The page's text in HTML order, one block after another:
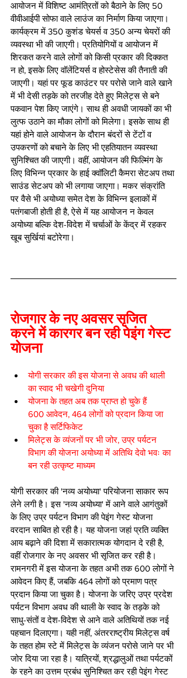
आयोजन में विशिष्ट आमंत्रितों को बैठाने के लिए 50
वीवीआईपी सोफा वाले लाउंज का निर्माण किया जाएगा।
कार्यक्रम में 350 कुशंड चेयर्स व 350 अन्य चेयरों की
व्यवस्था भी की जाएगी। प्रतियोगियों व आयोजन में
शिरकत करने वाले लोगों को किसी प्रकार की दिक्कत
न हो, इसके लिए वॉलेंटियर्स व होस्टेसेस की तैनाती की
जाएगी। यहां पर फूड काउंटर पर परोसे जाने वाले खाने
में भी देसी तड़के को तरजीह देते हुए मिलेट्स से बने
पकवान पेश किए जाएंगे। साथ ही अवधी जायकों का भी
लुत्फ उठाने का मौका लोगों को मिलेगा। इसके साथ ही
यहां होने वाले आयोजन के दौरान बंदरों से टेंटों व
उपकरणों को बचाने के लिए भी एहतियातन व्यवस्था
सुनिश्चित की जाएगी। वहीं, आयोजन की फिल्मिंग के
लिए विभिन्न प्रकार के हाई क्वॉलिटी कैमरा सेटअप तथा
साउंड सेटअप को भी लगाया जाएगा। मकर संक्रांति
पर वैसे भी अयोध्या समेत देश के विभिन्न इलाकों में
पतंगबाजी होती ही है, ऐसे में यह आयोजन न केवल
अयोध्या बल्कि देश-विदेश में चर्चाओं के केंद्र में रहकर
खूब सुर्खियां बटोरेगा।
रोजगार के नए अवसर सृजित
करने में कारगर बन रही पेइंग गेस्ट
योजना
योगी सरकार की इस योजना से अवध की थाली
का स्वाद भी चखेगी दुनिया
योजना के तहत अब तक प्राप्त हो चुके हैं
600 आवेदन, 464 लोगों को प्रदान किया जा
चुका है सर्टिफिकेट
मिलेट्स के व्यंजनों पर भी जोर, उप्र पर्यटन
विभाग की योजना अयोध्या में अतिथि देवो भवः का
बन रही उत्कृष्ट माध्यम
योगी सरकार की 'नव्य अयोध्या' परियोजना साकार रूप
लेने लगी है। इस 'नव्य अयोध्या' में आने वाले आगंतुकों
के लिए उप्र पर्यटन विभाग की पेइंग गेस्ट योजना
वरदान साबित हो रही है। यह योजना जहां प्रति व्यक्ति
आय बढ़ाने की दिशा में सकारात्मक योगदान दे रही है,
वहीं रोजगार के नए अवसर भी सृजित कर रही है।
रामनगरी में इस योजना के तहत अभी तक 600 लोगों ने
आवेदन किए हैं, जबकि 464 लोगों को प्रमाण पत्र
प्रदान किया जा चुका है। योजना के जरिए उप्र प्रदेश
पर्यटन विभाग अवध की थाली के स्वाद के तड़के को
साधु-संतों व देश-विदेश से आने वाले अतिथियों तक नई
पहचान दिलाएगा। यही नहीं, अंतरराष्ट्रीय मिलेट्स वर्ष
के तहत होम स्टे में मिलेट्स के व्यंजन परोसे जाने पर भी
जोर दिया जा रहा है। यात्रियों, श्रद्धालुओं तथा पर्यटकों
के रहने का उत्तम प्रबंध सुनिश्चित कर रही पेइंग गेस्ट